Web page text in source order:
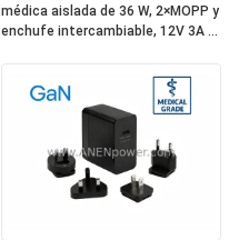
médica aislada de 36 W, 2×MOPP y
enchufe intercambiable, 12V 3A /